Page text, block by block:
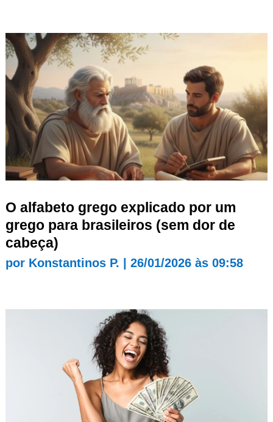
O alfabeto grego explicado por um
grego para brasileiros (sem dor de
cabeça)
por Konstantinos P. 26/01/2026 às 09:58